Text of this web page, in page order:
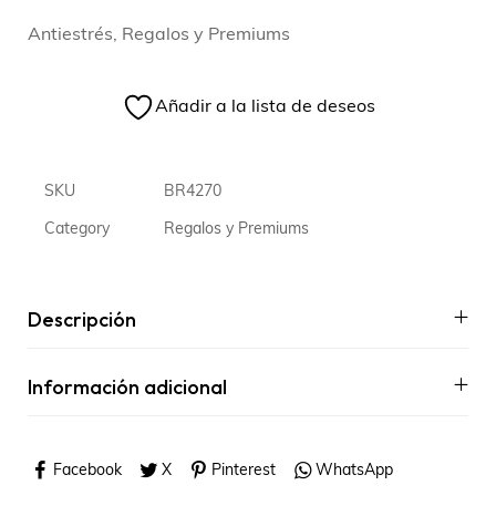
Antiestrés, Regalos y Premiums
Añadir a la lista de deseos
SKU BR4270
Category Regalos y Premiums
Descripción
Información adicional
Facebook X Pinterest WhatsApp